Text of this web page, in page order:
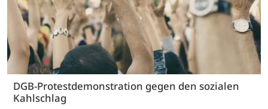
DGB-Protestdemonstration gegen den sozialen
Kahlschlag